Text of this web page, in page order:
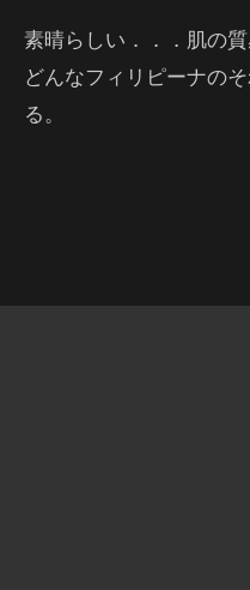
素晴らしい．．．肌の
どんなフィリピーナの
る。